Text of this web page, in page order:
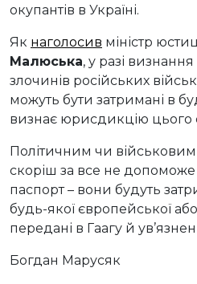
окупантів в Україні.
Як наголосив міністр
Малюська, у разі
злочинів російських
можуть бути затримані в
визнає юрисдикцію цього
Політичним чи військовим
скоріш за все не
паспорт – вони будуть
будь-якої європейської
передані в Гаагу й
Богдан Марусяк